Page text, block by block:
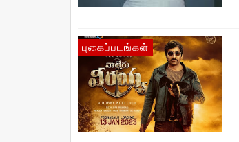
புகைப்படங்கள்